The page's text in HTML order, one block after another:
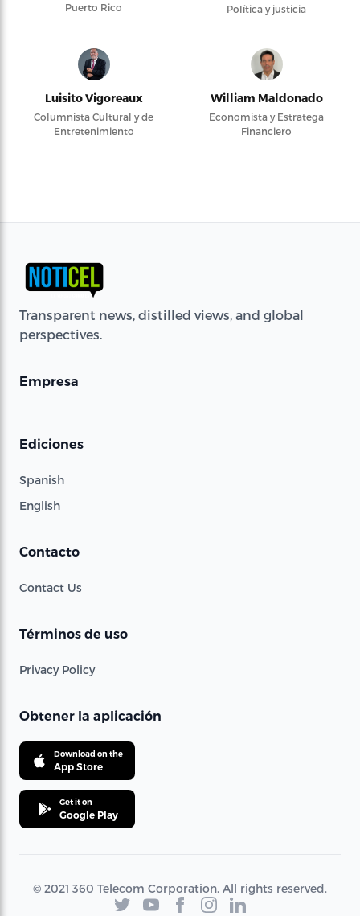
Puerto Rico
Política y justicia
Luisito Vigoreaux
Columnista Cultural y de
Entretenimiento
William Maldonado
Economista y Estratega
Financiero
Transparent news, distilled views, and global
perspectives.
Empresa
Ediciones
Spanish
English
Contacto
Contact Us
Términos de uso
Privacy Policy
Obtener la aplicación
Download on the
App Store
Get it on
Google Play
© 2021 360 Telecom Corporation. All rights reserved.